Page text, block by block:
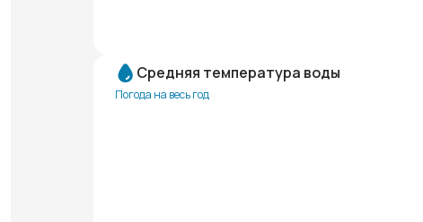
Средняя температура воды
Погода на весь год